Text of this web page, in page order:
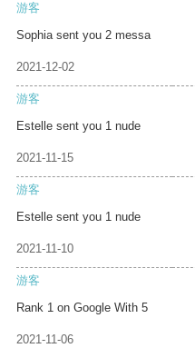
游客
Sophia sent you 2 messa
2021-12-02
游客
Estelle sent you 1 nude
2021-11-15
游客
Estelle sent you 1 nude
2021-11-10
游客
Rank 1 on Google With 5
2021-11-06